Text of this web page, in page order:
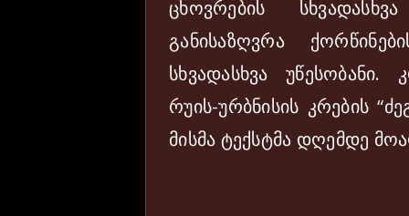
ცხოვრების
განისაზღვრა
სხვადასხვა
რუის-ურბნისის კრების
მისმა ტექსტმა დღემდე